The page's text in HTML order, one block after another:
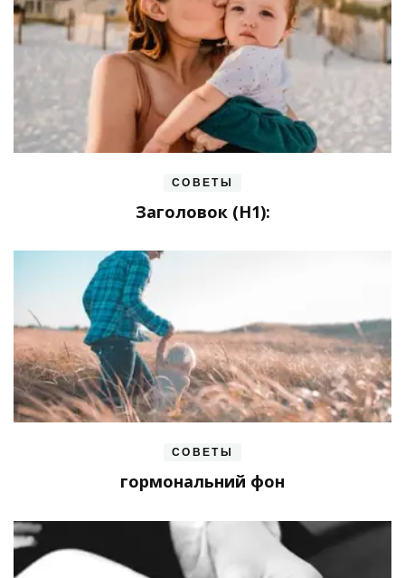
СОВЕТЫ
Заголовок (H1):
СОВЕТЫ
гормональний фон